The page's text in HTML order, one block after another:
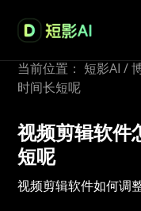
当前位置： 短影AI /
时间长短呢
视频剪辑软件
短呢
视频剪辑软件如何调